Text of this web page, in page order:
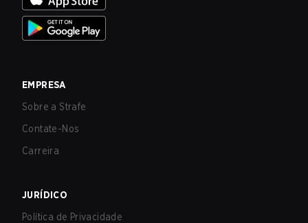
EMPRESA
Sobre a Strafe
Contate-Nos
Carreira
JURÍDICO
Política de Privacidade